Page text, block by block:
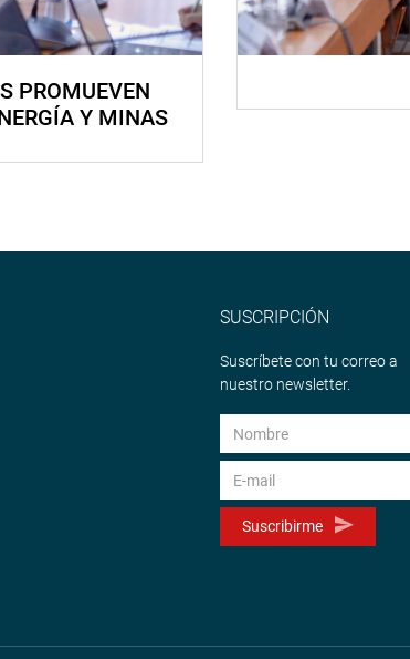
PROMUEVEN
Y MINAS
SUSCRIPCIÓN
Suscríbete con tu correo a
nuestro newsletter.
Suscribirme